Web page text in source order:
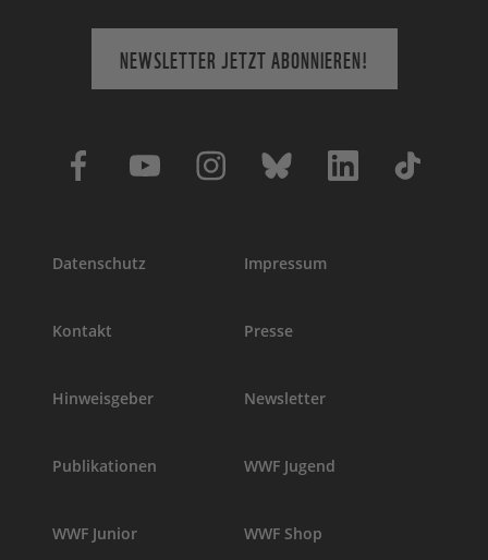
NEWSLETTER JETZT ABONNIEREN!
Datenschutz Impressum
Kontakt Presse
Hinweisgeber Newsletter
Publikationen WWF Jugend
WWF Junior WWF Shop